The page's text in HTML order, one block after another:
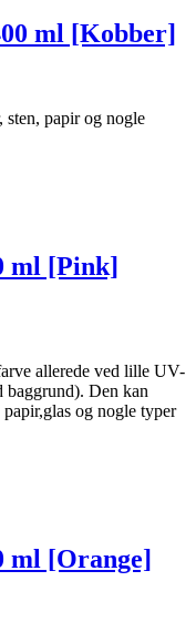
ml [Kobber]
papir og nogle
ml [Pink]
allerede ved lille UV-
Den kan
og nogle typer
ml [Orange]